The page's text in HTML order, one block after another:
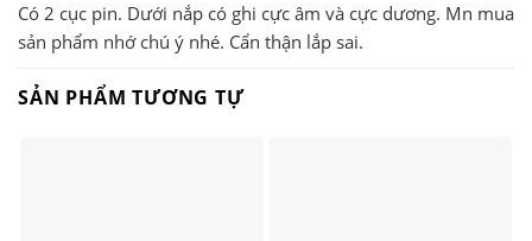
Có 2 cục pin. Dưới nắp có ghi cực âm và cực dương. Mn mua
sản phẩm nhớ chú ý nhé. Cẩn thận lắp sai.
SẢN PHẨM TƯƠNG TỰ